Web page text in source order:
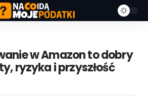
w Amazon to dobry
ryzyka i przyszłość